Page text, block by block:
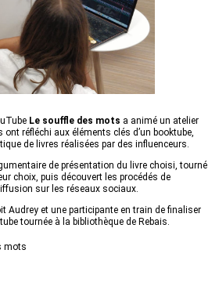
Le souffle des mots a animé un atelier
réfléchi aux éléments clés d’un booktube,
de livres réalisées par des influenceurs.
de présentation du livre choisi, tourné
choix, puis découvert les procédés de
sur les réseaux sociaux.
Audrey et une participante en train de finaliser
tournée à la bibliothèque de Rebais.
mots